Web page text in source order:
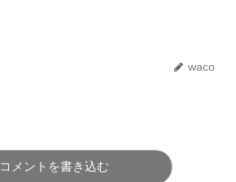
waco
コメントを書き込む